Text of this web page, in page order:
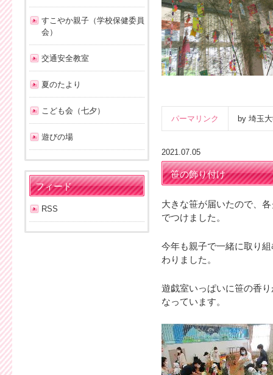
パーマリンク by 埼玉
2021.07.05
笹の飾り付け
大きな笹が届いたので、
でつけました。
今年も親子で一緒に取り
わりました。
遊戯室いっぱいに笹の香
なっています。
すこやか親子（学校保健委員
会）
交通安全教室
夏のたより
こども会（七夕）
遊びの場
フィード
RSS